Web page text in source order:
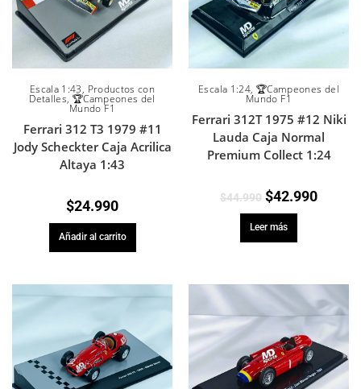
Escala 1:43, Productos con
Detalles, 🏆Campeones del
Mundo F1
Ferrari 312 T3 1979 #11
Jody Scheckter Caja Acrilica
Altaya 1:43
$24.990
Añadir al carrito
Escala 1:24, 🏆Campeones del
Mundo F1
Ferrari 312T 1975 #12 Niki
Lauda Caja Normal
Premium Collect 1:24
$44.990 $42.990
Leer más